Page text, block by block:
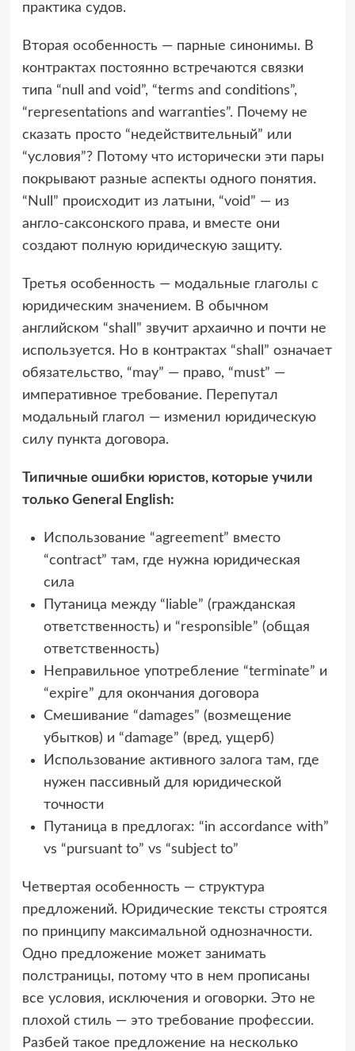
практика судов.
Вторая особенность — парные синонимы. В
контрактах постоянно встречаются связки
типа “null and void”, “terms and conditions”,
“representations and warranties”. Почему не
сказать просто “недействительный” или
“условия”? Потому что исторически эти пары
покрывают разные аспекты одного понятия.
“Null” происходит из латыни, “void” — из
англо-саксонского права, и вместе они
создают полную юридическую защиту.
Третья особенность — модальные глаголы с
юридическим значением. В обычном
английском “shall” звучит архаично и почти не
используется. Но в контрактах “shall” означает
обязательство, “may” — право, “must” —
императивное требование. Перепутал
модальный глагол — изменил юридическую
силу пункта договора.
Типичные ошибки юристов, которые учили
только General English:
Использование “agreement” вместо
“contract” там, где нужна юридическая
сила
Путаница между “liable” (гражданская
ответственность) и “responsible” (общая
ответственность)
Неправильное употребление “terminate” и
“expire” для окончания договора
Смешивание “damages” (возмещение
убытков) и “damage” (вред, ущерб)
Использование активного залога там, где
нужен пассивный для юридической
точности
Путаница в предлогах: “in accordance with”
vs “pursuant to” vs “subject to”
Четвертая особенность — структура
предложений. Юридические тексты строятся
по принципу максимальной однозначности.
Одно предложение может занимать
полстраницы, потому что в нем прописаны
все условия, исключения и оговорки. Это не
плохой стиль — это требование профессии.
Разбей такое предложение на несколько